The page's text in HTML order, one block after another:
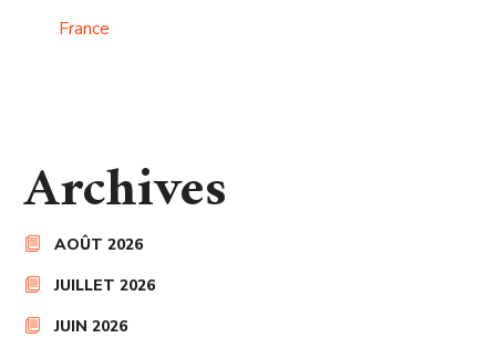
France
Archives
AOÛT 2026
JUILLET 2026
JUIN 2026